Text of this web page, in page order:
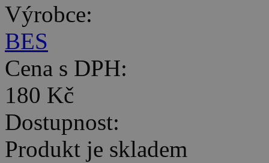
Výrobce:
BES
Cena s DPH:
180 Kč
Dostupnost:
Produkt je skladem